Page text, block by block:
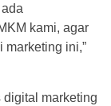
kami, agar
ini,”
digital marketing